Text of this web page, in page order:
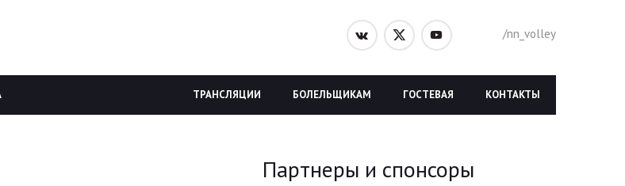
/nn_volley
КОНТАКТЫ
ГОСТЕВАЯ
БОЛЕЛЬЩИКАМ
ТРАНСЛЯЦИИ
Партнеры и спонсоры